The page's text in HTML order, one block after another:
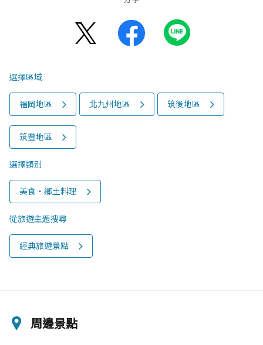
選擇區域
福岡地區 北九州地區 筑後地區
筑豐地區
選擇類別
美食‧鄉土料理
從旅遊主題搜尋
經典旅遊景點
周邊景點